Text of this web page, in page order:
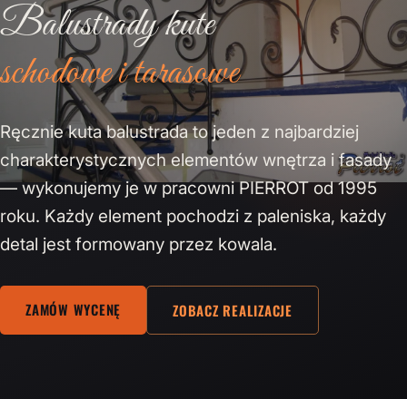
Balustrady kute
schodowe i tarasowe
Ręcznie kuta balustrada to jeden z najbardziej
charakterystycznych elementów wnętrza i fasady
— wykonujemy je w pracowni PIERROT od 1995
roku. Każdy element pochodzi z paleniska, każdy
detal jest formowany przez kowala.
ZAMÓW WYCENĘ ZOBACZ REALIZACJE